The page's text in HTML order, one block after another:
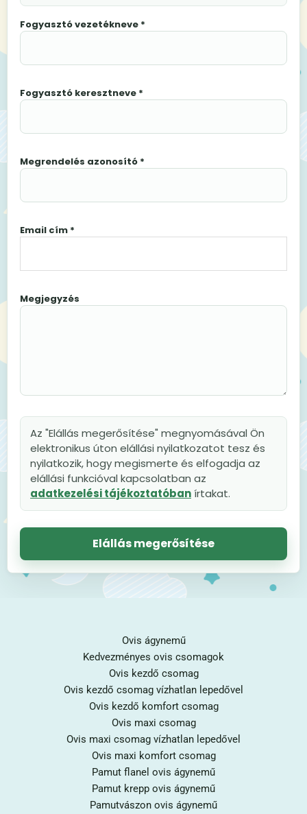
Fogyasztó vezetékneve *
Fogyasztó keresztneve *
Megrendelés azonosító *
Email cím *
Megjegyzés
Az "Elállás megerősítése" megnyomásával Ön
elektronikus úton elállási nyilatkozatot tesz és
nyilatkozik, hogy megismerte és elfogadja az
elállási funkcióval kapcsolatban az
adatkezelési tájékoztatóbanírtakat.
Elállás megerősítése
Ovis ágynemű
Kedvezményes ovis csomagok
Ovis kezdő csomag
Ovis kezdő csomag vízhatlan lepedővel
Ovis kezdő komfort csomag
Ovis maxi csomag
Ovis maxi csomag vízhatlan lepedővel
Ovis maxi komfort csomag
Pamut flanel ovis ágynemű
Pamut krepp ovis ágynemű
Pamutvászon ovis ágynemű